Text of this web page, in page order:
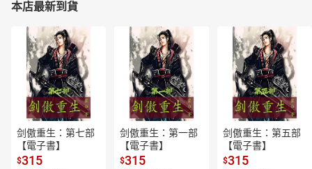
本店最新到貨
剑傲重生：第七部
【電子書】
$315
剑傲重生：第一部
【電子書】
$315
剑傲重生：第五部
【電子書】
$315